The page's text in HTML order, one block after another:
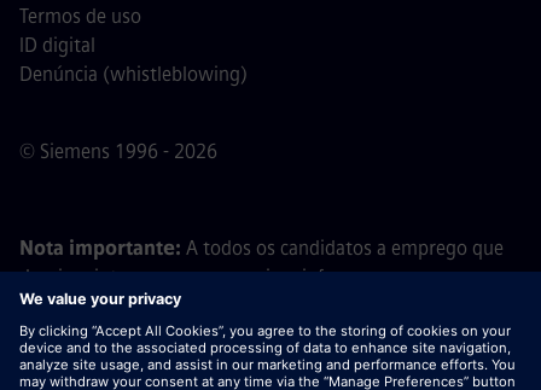
© Siemens 1996 - 2026
Termos de uso
ID digital
Denúncia (whistleblowing)
Nota importante: A todos os candidatos a emprego que
desejem integrar a nossa equipa, informamos que a
Siemens não solicita o pagamento de quaisquer taxas
antes, durante ou após o processo de candidatura. Não
pedimos dados bancários ou informações financeiras